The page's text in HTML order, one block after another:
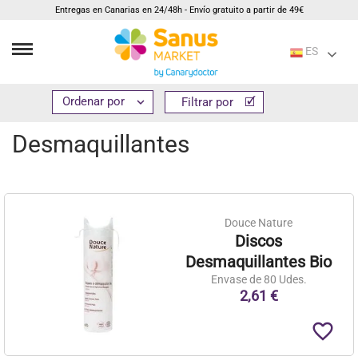
Entregas en Canarias en 24/48h - Envío gratuito a partir de 49€
ES
Cosmética e higiene Maquillajes Desmaquillantes
Desmaquillantes
 Filtrar por
Douce Nature
Discos
Desmaquillantes Bio
Envase de 80 Udes.
2,61 €
favorite_border
 Filtrar por